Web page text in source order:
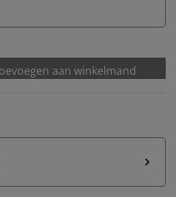
aan winkelmand